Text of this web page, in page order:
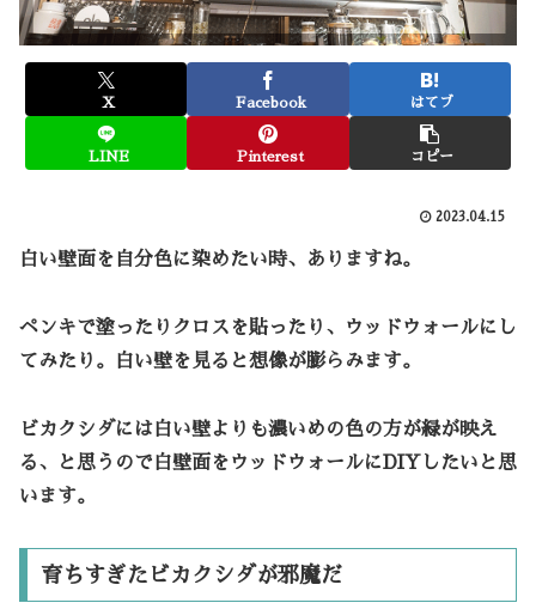
X Facebook はてブ
LINE Pinterest コピー
2023.04.15
白い壁面を自分色に染めたい時、ありますね。
ペンキで塗ったりクロスを貼ったり、ウッドウォールにし
てみたり。白い壁を見ると想像が膨らみます。
ビカクシダには白い壁よりも濃いめの色の方が緑が映え
る、と思うので白壁面をウッドウォールにDIYしたいと思
います。
育ちすぎたビカクシダが邪魔だ